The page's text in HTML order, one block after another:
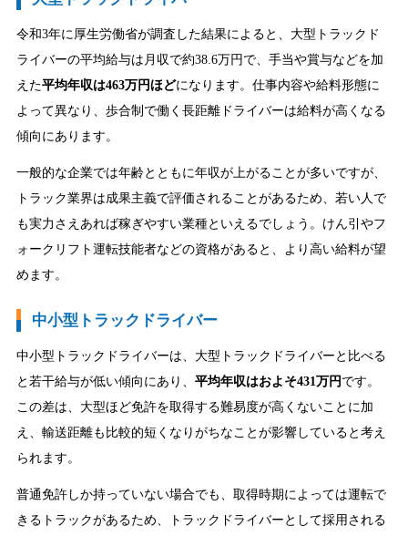
令和3年に厚生労働省が調査した結果によると、大型トラックド
ライバーの平均給与は月収で約38.6万円で、手当や賞与などを加
えた平均年収は463万円ほどになります。仕事内容や給料形態に
よって異なり、歩合制で働く長距離ドライバーは給料が高くなる
傾向にあります。
一般的な企業では年齢とともに年収が上がることが多いですが、
トラック業界は成果主義で評価されることがあるため、若い人で
も実力さえあれば稼ぎやすい業種といえるでしょう。けん引やフ
ォークリフト運転技能者などの資格があると、より高い給料が望
めます。
中小型トラックドライバー
中小型トラックドライバーは、大型トラックドライバーと比べる
と若干給与が低い傾向にあり、 平均年収はおよそ431万円です。
この差は、大型ほど免許を取得する難易度が高くないことに加
え、輸送距離も比較的短くなりがちなことが影響していると考え
られます。
普通免許しか持っていない場合でも、取得時期によっては運転で
きるトラックがあるため、トラックドライバーとして採用される